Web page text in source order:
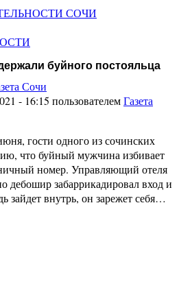
СОЧИ
буйного постояльца
- 16:15 пользователемГазета
гости одного из сочинских
что буйный мужчина избивает
номер. Управляющий отеля
дебошир забаррикадировал вход и
зайдет внутрь, он зарежет себя…